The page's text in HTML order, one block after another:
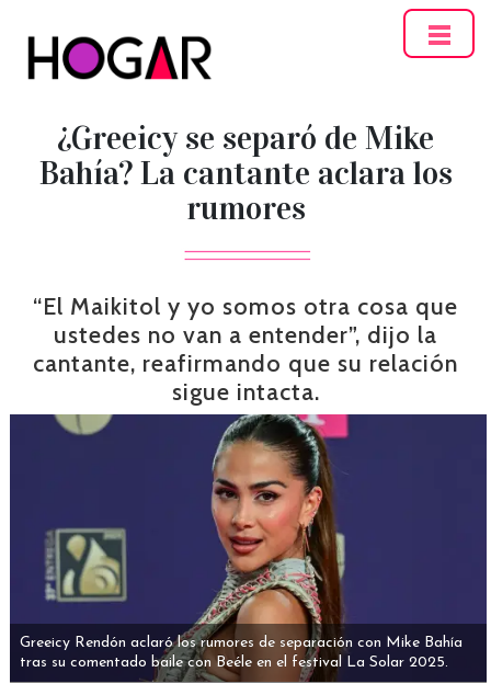
¿Greeicy se separó de Mike
Bahía? La cantante aclara los
rumores
“El Maikitol y yo somos otra cosa que
ustedes no van a entender”, dijo la
cantante, reafirmando que su relación
sigue intacta.
Greeicy Rendón aclaró los rumores de separación con Mike Bahía
tras su comentado baile con Beéle en el festival La Solar 2025.